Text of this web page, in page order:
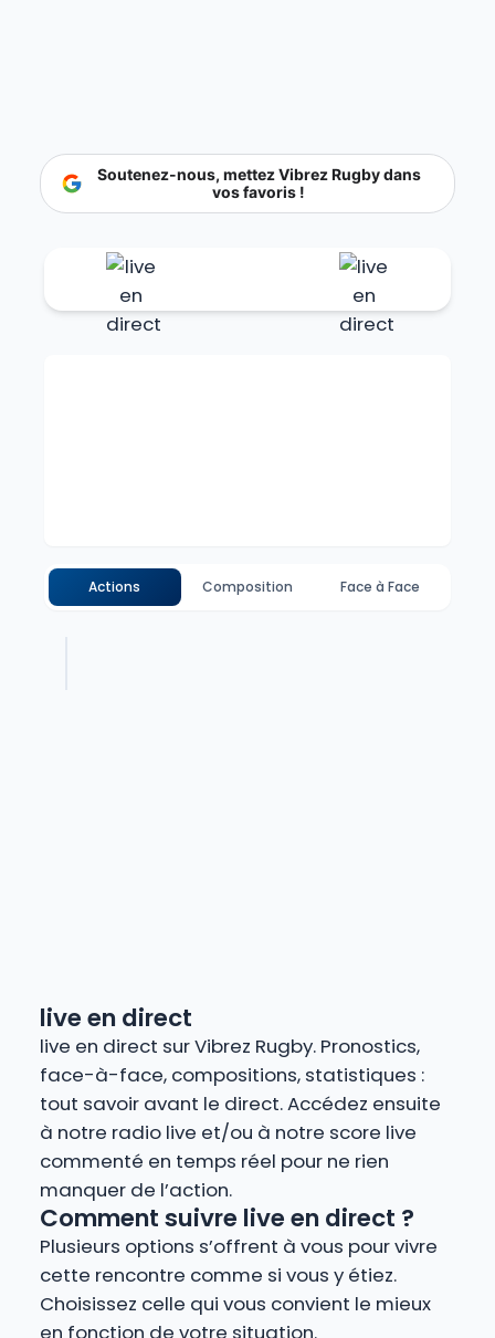
Soutenez-nous, mettez Vibrez Rugby dans
vos favoris !
Actions Composition Face à Face
live en direct
live en direct sur Vibrez Rugby. Pronostics,
face-à-face, compositions, statistiques :
tout savoir avant le direct. Accédez ensuite
à notre radio live et/ou à notre score live
commenté en temps réel pour ne rien
manquer de l’action.
Comment suivre live en direct ?
Plusieurs options s’offrent à vous pour vivre
cette rencontre comme si vous y étiez.
Choisissez celle qui vous convient le mieux